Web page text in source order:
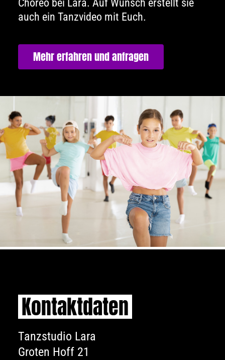
Choreo bei Lara. Auf Wunsch erstellt sie
auch ein Tanzvideo mit Euch.
Mehr erfahren und anfragen
Kontaktdaten
Tanzstudio Lara
Groten Hoff 21